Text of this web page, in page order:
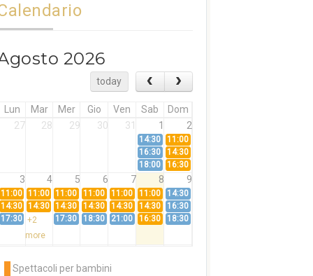
2026
today
Lun Mar Mer Gio Ven Sab
Dom
27
28 29 30 31 1 2
14:30
11:00
16:30
14:30
18:00
16:30
3 4 5 6 7 8 9
11:00 11:00 11:00 11:00 11:00 11:00
14:30
14:30 14:30 14:30 14:30 14:30 14:30
16:30
17:30 +2
more
17:30 18:30 21:00 16:30 18:30
11:00Spettacoli per bambini